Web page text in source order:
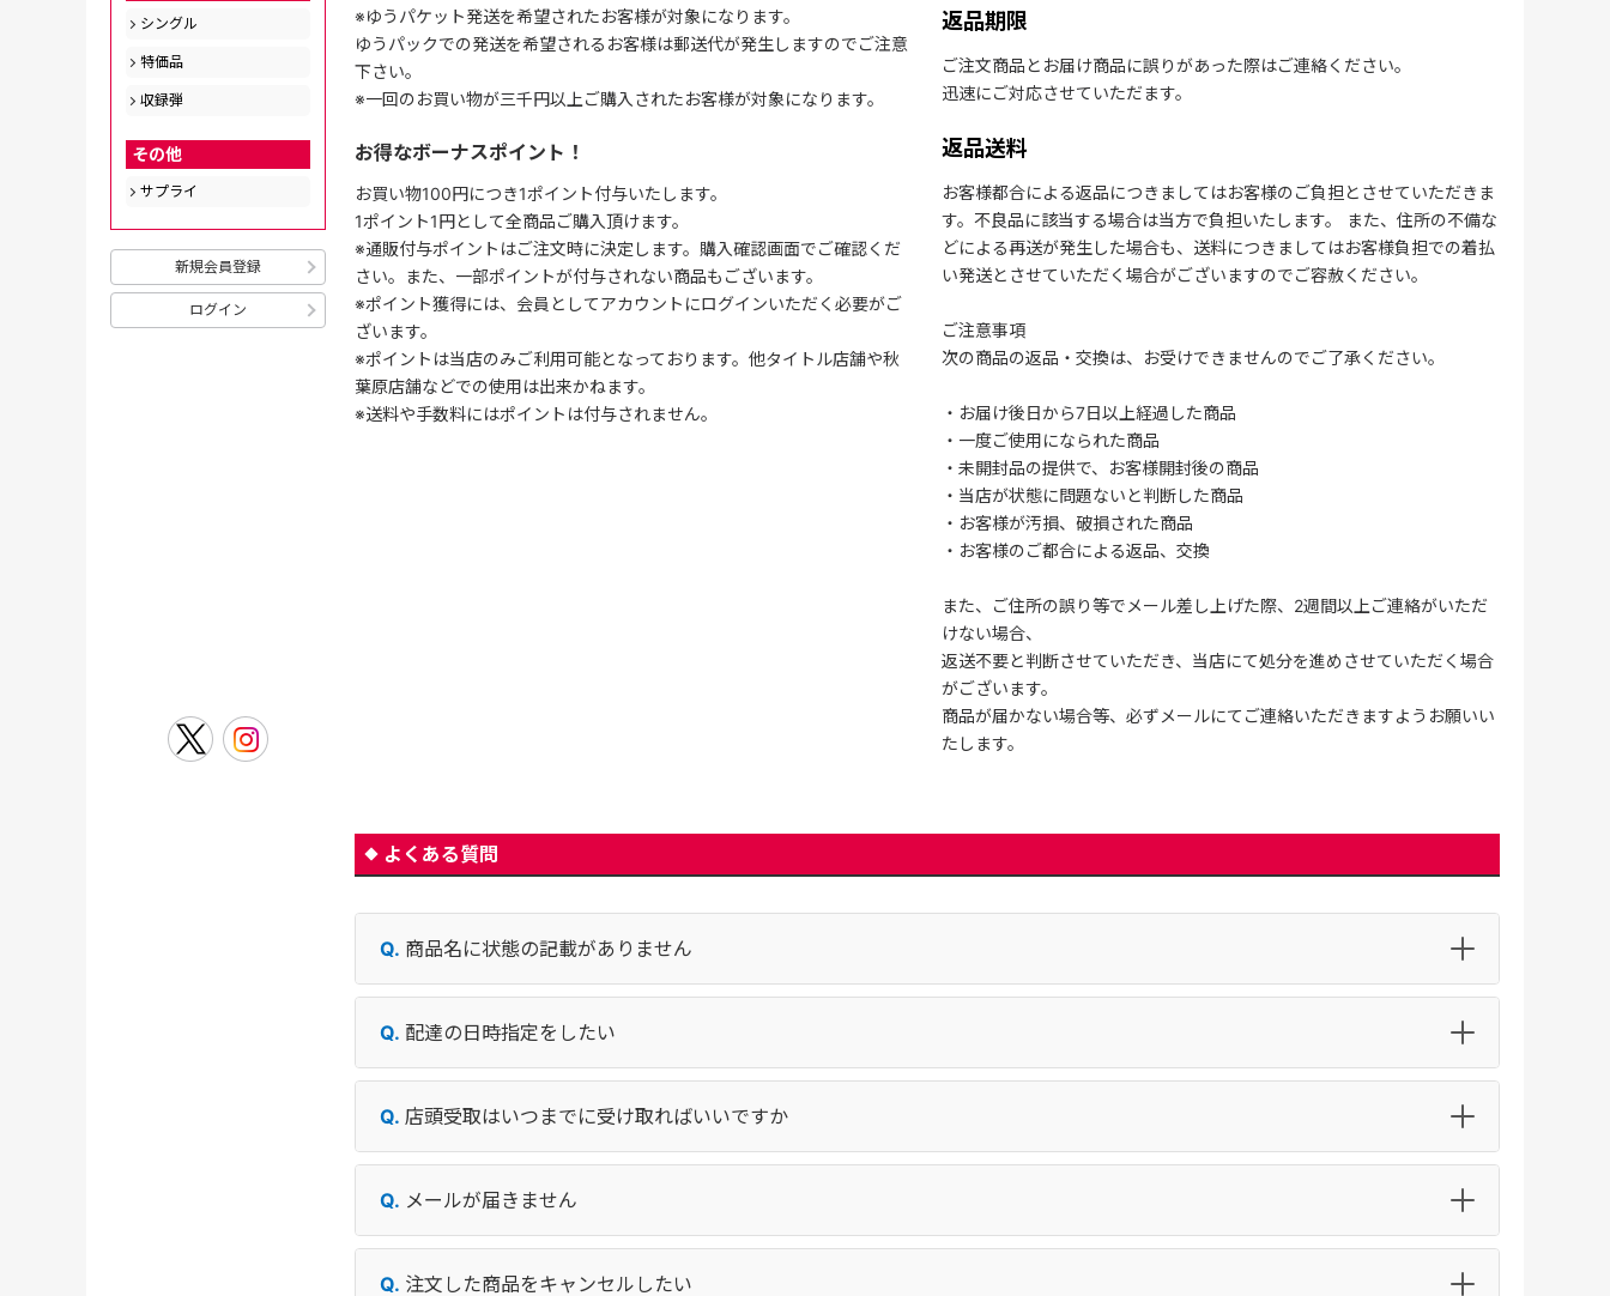
※ゆうパケット発送を希望されたお客様が対象になります。
ゆうパックでの発送を希望されるお客様は郵送代が発生しますのでご注意
下さい。
※一回のお買い物が三千円以上ご購入されたお客様が対象になります。
お得なボーナスポイント！
お買い物100円につき1ポイント付与いたします。
1ポイント1円として全商品ご購入頂けます。
※通販付与ポイントはご注文時に決定します。購入確認画面でご確認くだ
さい。また、一部ポイントが付与されない商品もございます。
※ポイント獲得には、会員としてアカウントにログインいただく必要がご
ざいます。
※ポイントは当店のみご利用可能となっております。他タイトル店舗や秋
葉原店舗などでの使用は出来かねます。
※送料や手数料にはポイントは付与されません。
返品期限
ご注文商品とお届け商品に誤りがあった際はご連絡ください。
迅速にご対応させていただます。
返品送料
お客様都合による返品につきましてはお客様のご負担とさせていただきま
す。不良品に該当する場合は当方で負担いたします。 また、住所の不備な
どによる再送が発生した場合も、送料につきましてはお客様負担での着払
い発送とさせていただく場合がございますのでご容赦ください。
ご注意事項
次の商品の返品・交換は、お受けできませんのでご了承ください。
・お届け後日から7日以上経過した商品
・一度ご使用になられた商品
・未開封品の提供で、お客様開封後の商品
・当店が状態に問題ないと判断した商品
・お客様が汚損、破損された商品
・お客様のご都合による返品、交換
また、ご住所の誤り等でメール差し上げた際、2週間以上ご連絡がいただ
けない場合、
返送不要と判断させていただき、当店にて処分を進めさせていただく場合
がございます。
商品が届かない場合等、必ずメールにてご連絡いただきますようお願いい
たします。
よくある質問
商品名に状態の記載がありません
配達の日時指定をしたい
店頭受取はいつまでに受け取ればいいですか
メールが届きません
注文した商品をキャンセルしたい
シングル
特価品
収録弾
その他
サプライ
新規会員登録
ログイン